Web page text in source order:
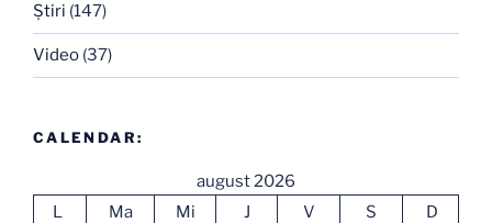
Ştiri (147)
Video (37)
CALENDAR:
august 2026
L
Ma Mi J V S
D